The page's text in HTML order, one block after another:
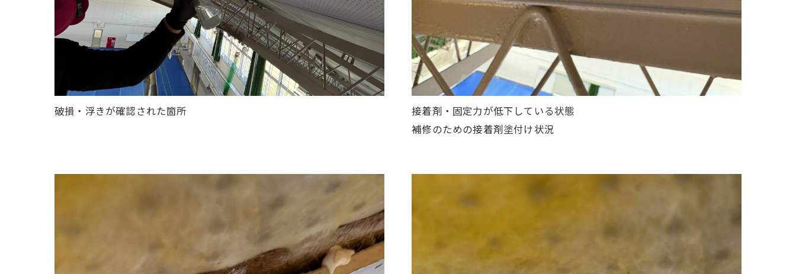
破損・浮きが確認された箇所
接着剤・固定力が低下している状態
補修のための接着剤塗付け状況